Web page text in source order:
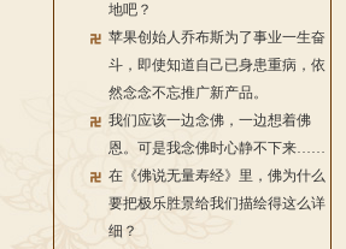
地吧？
苹果创始人乔布斯为了事业一生奋
斗，即使知道自己已身患重病，依
然念念不忘推广新产品。
我们应该一边念佛，一边想着佛
恩。可是我念佛时心静不下来……
在《佛说无量寿经》里，佛为什么
要把极乐胜景给我们描绘得这么详
细？